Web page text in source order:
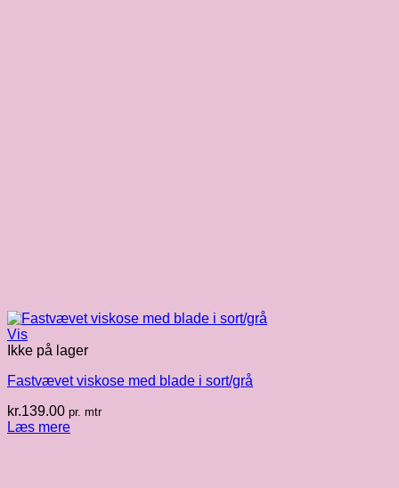
Vis
Ikke på lager
Fastvævet viskose med blade i sort/grå
kr.139.00 pr. mtr
Læs mere